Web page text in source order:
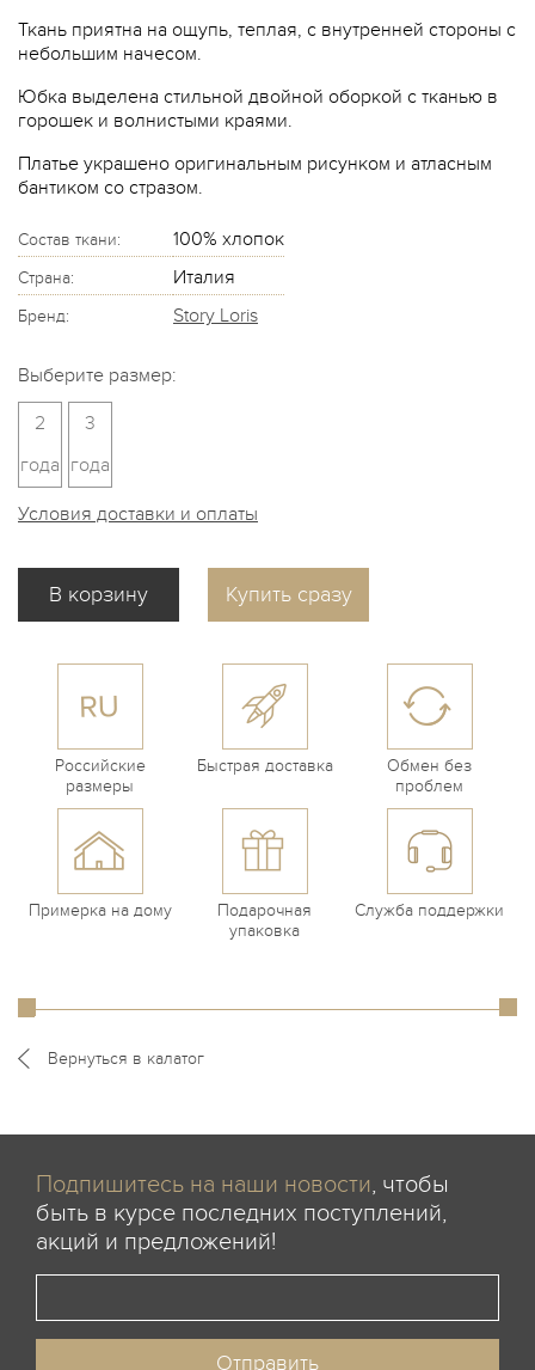
Ткань приятна на ощупь, теплая, с внутренней стороны с
небольшим начесом.
Юбка выделена стильной двойной оборкой с тканью в
горошек и волнистыми краями.
Платье украшено оригинальным рисунком и атласным
бантиком со стразом.
Состав ткани: 100% хлопок
Страна: Италия
Бренд: Story Loris
Выберите размер:
2
года
3
года
Условия доставки и оплаты
Купить сразу
Российские
размеры
Быстрая доставка
Обмен без
проблем
Примерка на дому
Подарочная
упаковка
Служба поддержки
Вернуться в калатог
Подпишитесь на наши новости, чтобы
быть в курсе последних поступлений,
акций и предложений!